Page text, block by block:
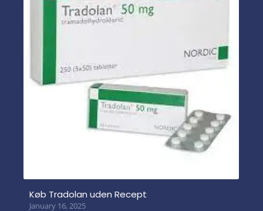
Køb Tradolan uden Recept
January 16, 2025